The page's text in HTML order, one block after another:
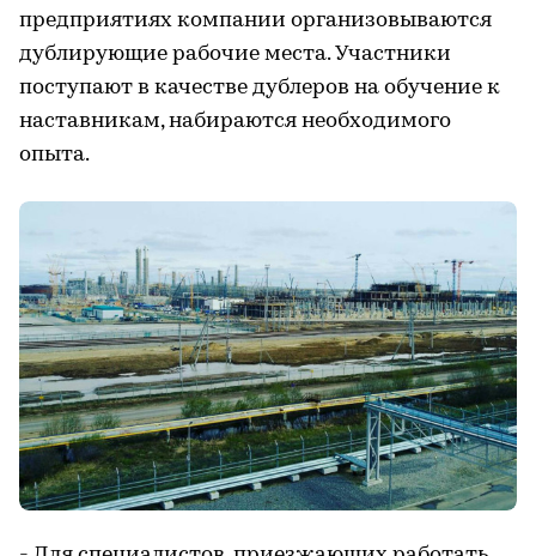
предприятиях компании организовываются
дублирующие рабочие места. Участники
поступают в качестве дублеров на обучение к
наставникам, набираются необходимого
опыта.